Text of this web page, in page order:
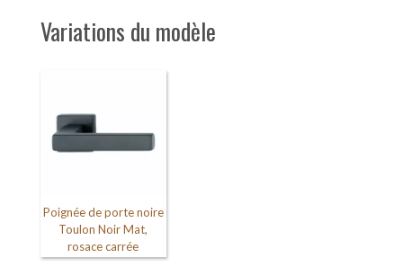
Variations du modèle
Poignée de porte noire
Toulon Noir Mat,
rosace carrée